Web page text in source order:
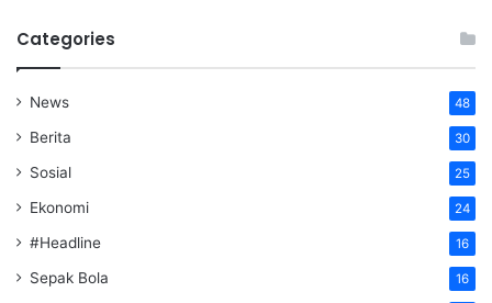
Categories
News 48
Berita 30
Sosial 25
Ekonomi 24
#Headline 16
Sepak Bola 16